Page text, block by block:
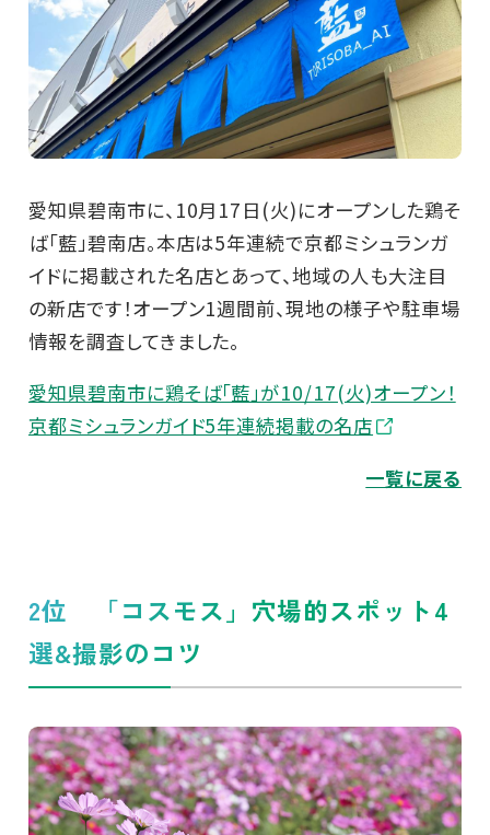
愛知県碧南市に、10月17日(火)にオープンした鶏そ
ば「藍」碧南店。本店は5年連続で京都ミシュランガ
イドに掲載された名店とあって、地域の人も大注目
の新店です！オープン1週間前、現地の様子や駐車場
情報を調査してきました。
愛知県碧南市に鶏そば「藍」が10/17(火)オープン！
京都ミシュランガイド5年連続掲載の名店
一覧に戻る
2位 「コスモス」穴場的スポット4
選&撮影のコツ